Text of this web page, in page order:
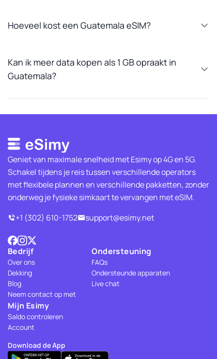
Hoeveel kost een Guatemala eSIM?
Kan ik meer data kopen als 1 GB opraakt in
Guatemala?
Geniet van maximale snelheid met Esimy op 4G en 5G.
Schakel tijdens je reis tussen verschillende operators
met flexibele plannen en verschillende pakketten, zonder
onderweg je fysieke simkaart te vervangen met eSIM.
+1 (302) 610-1752
support@esimy.net
Bedrijf
Over ons
Dekking
Blog
Neem contact op met
Ondersteuning
FAQs
Ondersteunde apparaten
Live chat
Mijn Esimy
Saldo controleren
Account
Download de App